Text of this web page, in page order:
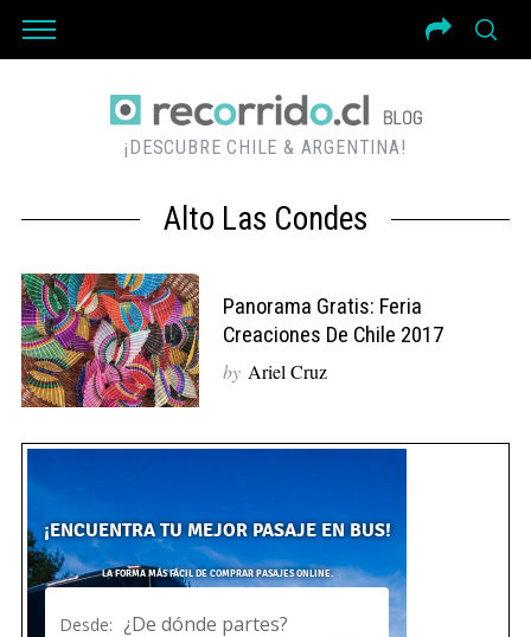
¡DESCUBRE CHILE & ARGENTINA!
Alto Las Condes
Panorama Gratis: Feria
Creaciones De Chile 2017
by Ariel Cruz